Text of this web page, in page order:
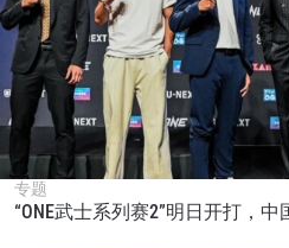
专题
“ONE武士系列赛2”明日开打，